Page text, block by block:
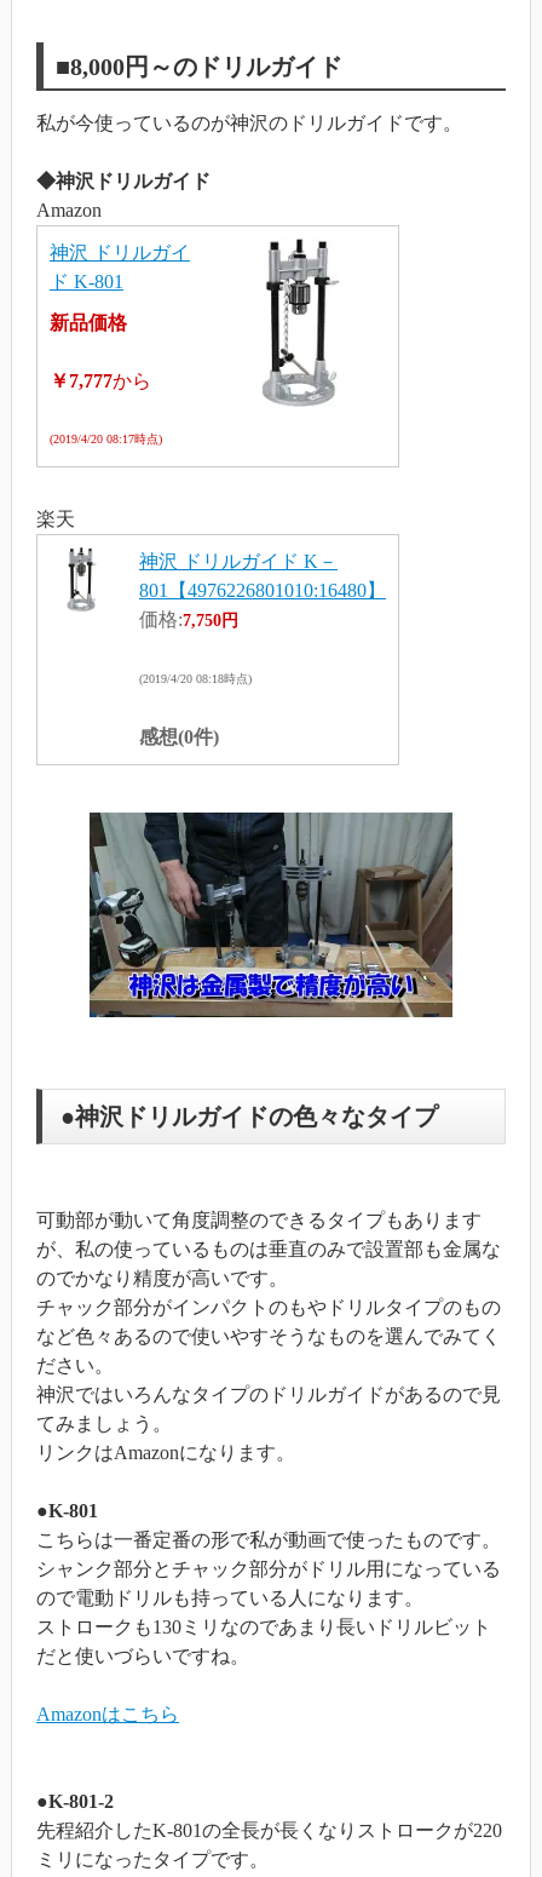
■8,000円～のドリルガイド
私が今使っているのが神沢のドリルガイドです。
◆神沢ドリルガイド
Amazon
神沢 ドリルガイ
ド K-801
新品価格
￥7,777から
(2019/4/20 08:17時点)
楽天
神沢 ドリルガイド K－
801【4976226801010:16480】
価格:7,750円
(2019/4/20 08:18時点)
感想(0件)
●神沢ドリルガイドの色々なタイプ
可動部が動いて角度調整のできるタイプもあります
が、私の使っているものは垂直のみで設置部も金属な
のでかなり精度が高いです。
チャック部分がインパクトのもやドリルタイプのもの
など色々あるので使いやすそうなものを選んでみてく
ださい。
神沢ではいろんなタイプのドリルガイドがあるので見
てみましょう。
リンクはAmazonになります。
●K-801
こちらは一番定番の形で私が動画で使ったものです。
シャンク部分とチャック部分がドリル用になっている
ので電動ドリルも持っている人になります。
ストロークも130ミリなのであまり長いドリルビット
だと使いづらいですね。
Amazonはこちら
●K-801-2
先程紹介したK-801の全長が長くなりストロークが220
ミリになったタイプです。